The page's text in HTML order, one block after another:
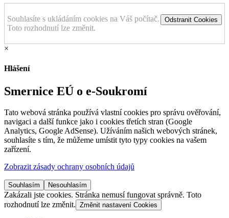
Odstranit Cookies
Souhlasíte s ukládáním cookies na Váš počítač.
Toto rozhodnutí lze změnit.
×
Hlášení
Smernice EÚ o e-Soukromí
Tato webová stránka používá vlastní cookies pro správu ověřování,
navigaci a další funkce jako i cookies třetích stran (Google
Analytics, Google AdSense). Užíváním našich webových stránek,
souhlasíte s tím, že můžeme umístit tyto typy cookies na vašem
zařízení.
Zobrazit zásady ochrany osobních údajů
Souhlasím Nesouhlasím
Zakázali jste cookies. Stránka nemusí fungovat správně. Toto
rozhodnutí lze změnit. Změnit nastavení Cookies